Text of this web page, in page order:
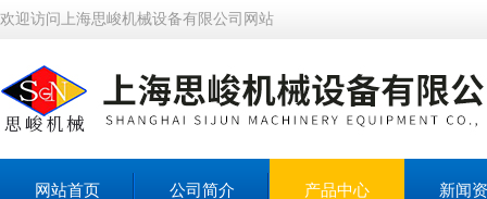
欢迎访问上海思峻机械设备有限公司网站
网站首页 公司简介 产品中心 新闻